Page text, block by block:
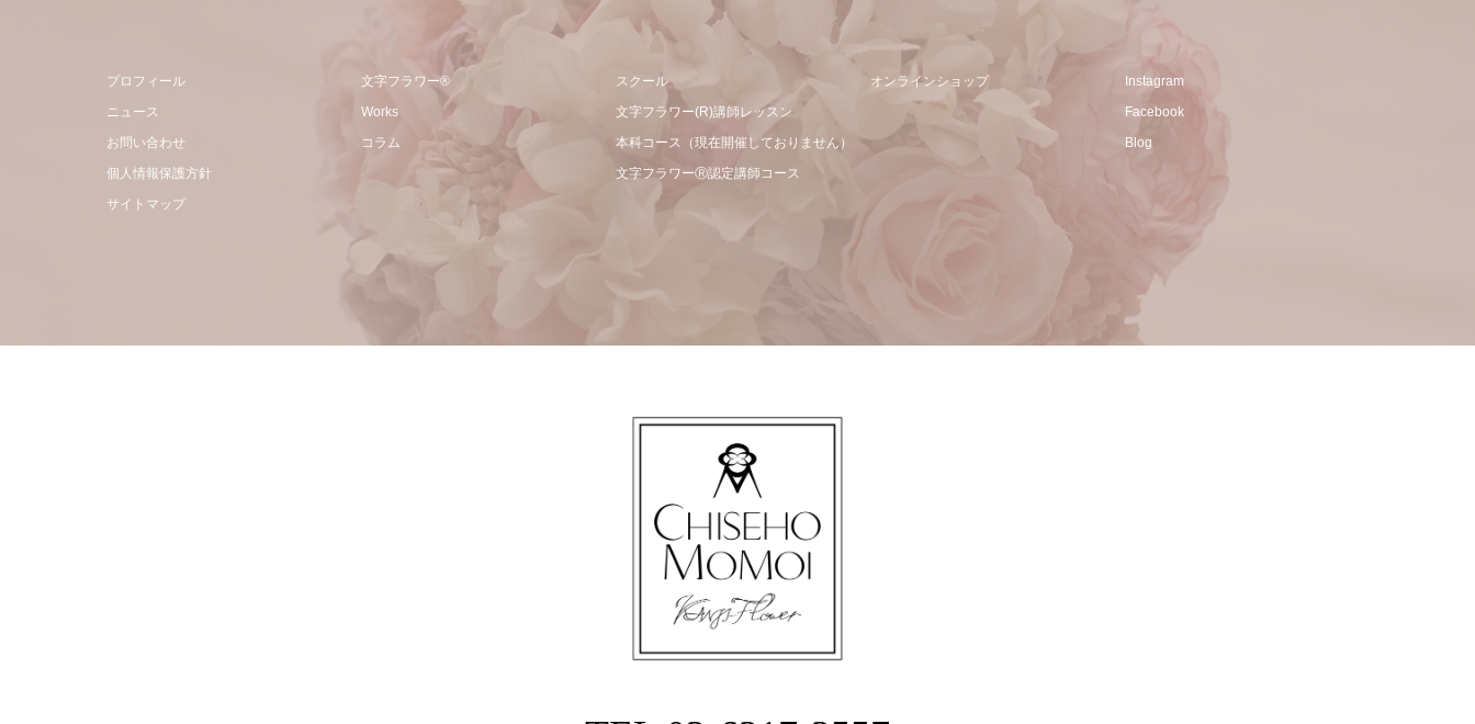
プロフィール
ニュース
お問い合わせ
個人情報保護方針
サイトマップ
文字フラワー®
Works
コラム
スクール
文字フラワー(R)講師レッスン
本科コース（現在開催しておりません）
文字フラワーⓇ認定講師コース
オンラインショップ
Instagram
Facebook
Blog